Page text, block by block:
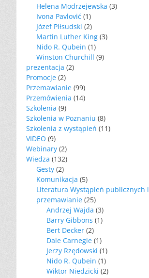
Helena Modrzejewska (3)
Ivona Pavlović (1)
Józef Piłsudski (2)
Martin Luther King (3)
Nido R. Qubein (1)
Winston Churchill (9)
prezentacja (2)
Promocje (2)
Przemawianie (99)
Przemówienia (14)
Szkolenia (9)
Szkolenia w Poznaniu (8)
Szkolenia z wystąpień (11)
VIDEO (9)
Webinary (2)
Wiedza (132)
Gesty (2)
Komunikacja (5)
Literatura Wystąpień publicznych i
przemawianie (25)
Andrzej Wajda (3)
Barry Gibbons (1)
Bert Decker (2)
Dale Carnegie (1)
Jerzy Rzędowski (1)
Nido R. Qubein (1)
Wiktor Niedzicki (2)